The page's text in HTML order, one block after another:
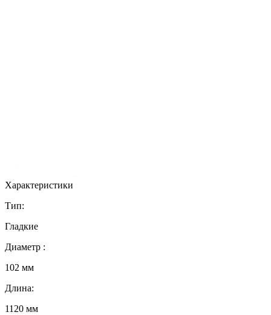
Характеристики
Тип:
Гладкие
Диаметр :
102 мм
Длина:
1120 мм